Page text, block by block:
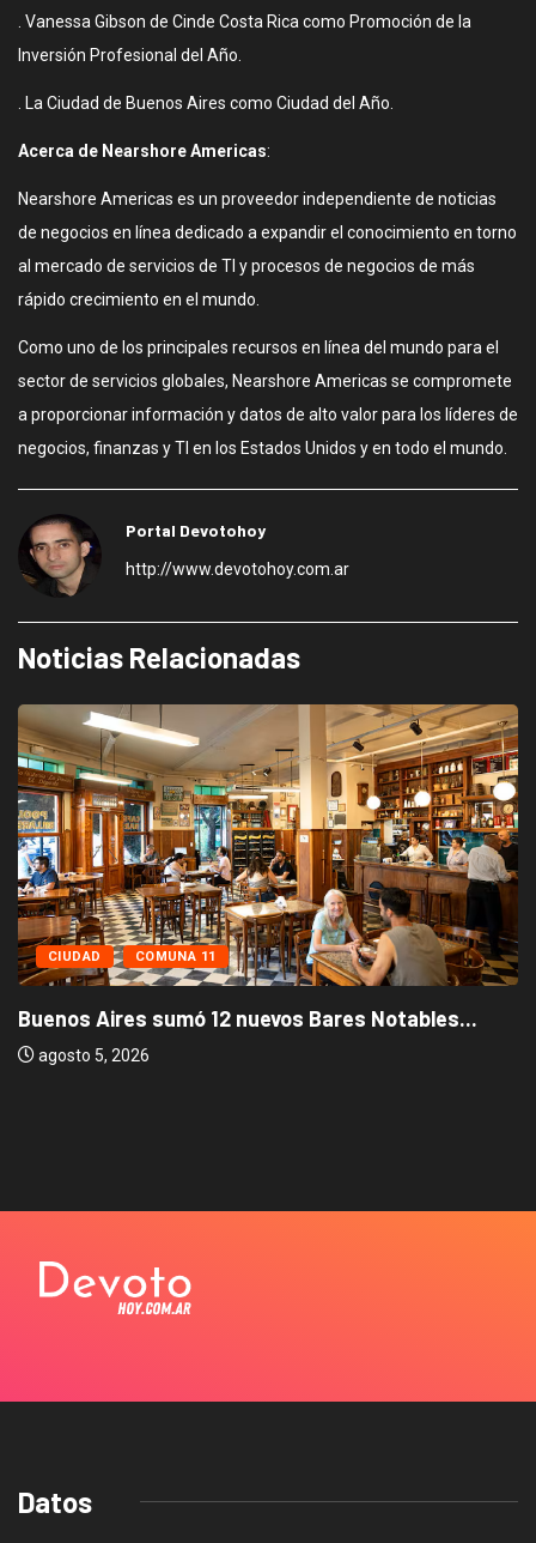
. Vanessa Gibson de Cinde Costa Rica como Promoción de la
Inversión Profesional del Año.
. La Ciudad de Buenos Aires como Ciudad del Año.
Acerca de Nearshore Americas:
Nearshore Americas es un proveedor independiente de noticias
de negocios en línea dedicado a expandir el conocimiento en torno
al mercado de servicios de TI y procesos de negocios de más
rápido crecimiento en el mundo.
Como uno de los principales recursos en línea del mundo para el
sector de servicios globales, Nearshore Americas se compromete
a proporcionar información y datos de alto valor para los líderes de
negocios, finanzas y TI en los Estados Unidos y en todo el mundo.
Portal Devotohoy
http://www.devotohoy.com.ar
Noticias Relacionadas
CIUDAD COMUNA 11
Buenos Aires sumó 12 nuevos Bares Notables...
agosto 5, 2026
Datos